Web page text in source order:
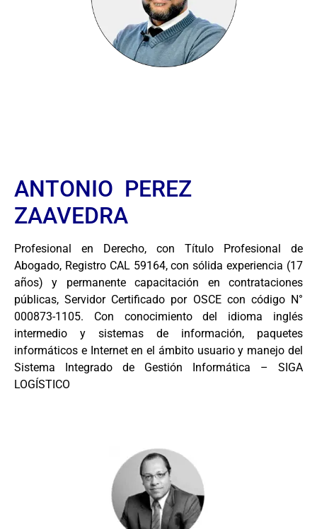
ANTONIO PEREZ
ZAAVEDRA
Profesional en Derecho, con Título Profesional de
Abogado, Registro CAL 59164, con sólida experiencia (17
años) y permanente capacitación en contrataciones
públicas, Servidor Certificado por OSCE con código N°
000873-1105. Con conocimiento del idioma inglés
intermedio y sistemas de información, paquetes
informáticos e Internet en el ámbito usuario y manejo del
Sistema Integrado de Gestión Informática – SIGA
LOGÍSTICO